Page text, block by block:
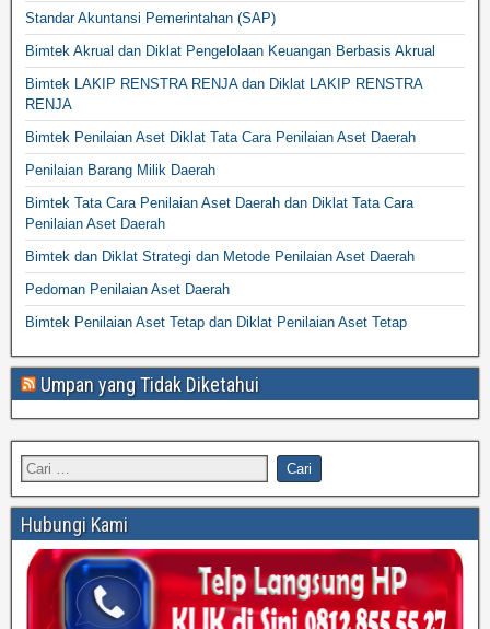
Standar Akuntansi Pemerintahan (SAP)
Bimtek Akrual dan Diklat Pengelolaan Keuangan Berbasis Akrual
Bimtek LAKIP RENSTRA RENJA dan Diklat LAKIP RENSTRA
RENJA
Bimtek Penilaian Aset Diklat Tata Cara Penilaian Aset Daerah
Penilaian Barang Milik Daerah
Bimtek Tata Cara Penilaian Aset Daerah dan Diklat Tata Cara
Penilaian Aset Daerah
Bimtek dan Diklat Strategi dan Metode Penilaian Aset Daerah
Pedoman Penilaian Aset Daerah
Bimtek Penilaian Aset Tetap dan Diklat Penilaian Aset Tetap
Umpan yang Tidak Diketahui
Hubungi Kami